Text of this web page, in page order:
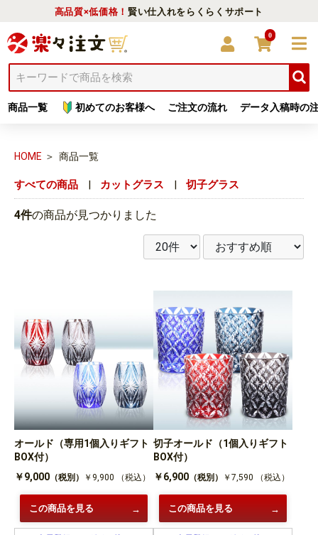
高品質×低価格！賢い仕入れをらくらくサポート
商品一覧 初めてのお客様へ ご注文の流れ データ入稿時の
0
HOME 商品一覧
すべての商品 | カットグラス | 切子グラス
4件の商品が見つかりました
オールド（専用1個入りギフト
BOX付）
￥9,000 （税別） ￥9,900 （税込）
この商品を見る
切子オールド（1個入りギフト
BOX付）
￥6,900 （税別） ￥7,590 （税込）
この商品を見る